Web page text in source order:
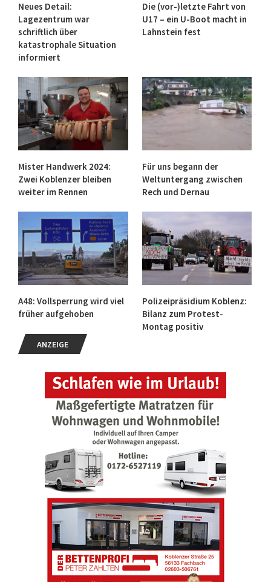
Neues Detail:
Lagezentrum war
schriftlich über
katastrophale Situation
informiert
Die (vor-)letzte Fahrt von
U17 – ein U-Boot macht in
Lahnstein fest
Mister Handwerk 2024:
Zwei Koblenzer bleiben
weiter im Rennen
Für uns begann der
Weltuntergang zwischen
Rech und Dernau
A48: Vollsperrung wird viel
früher aufgehoben
Polizeipräsidium Koblenz:
Bilanz zum Protest-
Montag positiv
ANZEIGE